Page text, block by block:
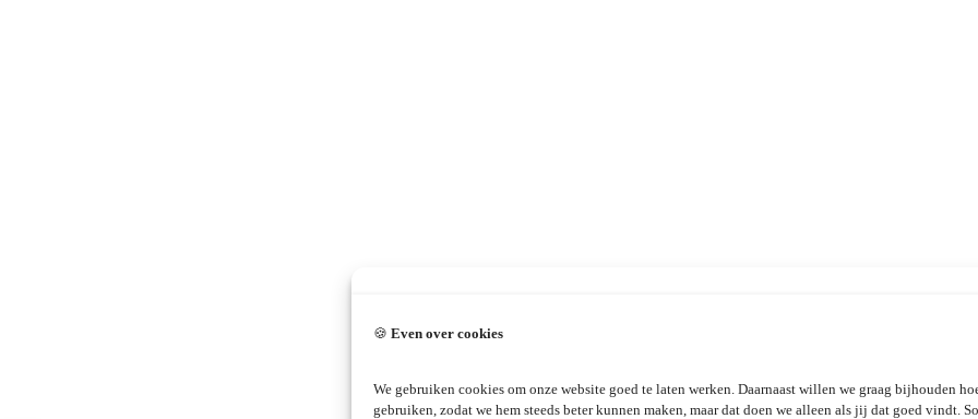
🍪 Even over cookies
We gebruiken cookies om onze website goed te laten werken. Daarnaast willen we graag bijhouden
gebruiken, zodat we hem steeds beter kunnen maken, maar dat doen we alleen als jij dat goed vindt.